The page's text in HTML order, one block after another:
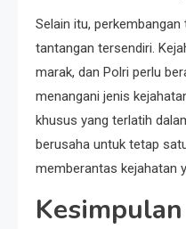
Selain itu,
tantangan tersendiri.
marak, dan Polri perlu
menangani jenis
khusus yang terlatih
berusaha untuk tetap
memberantas kejahatan
Kesimpulan